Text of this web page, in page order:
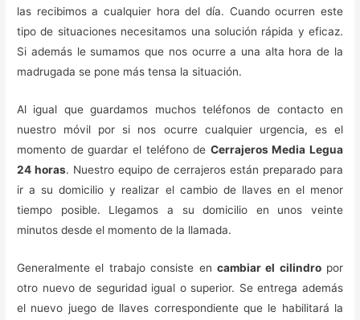
las recibimos a cualquier hora del día. Cuando ocurren este
tipo de situaciones necesitamos una solución rápida y eficaz.
Si además le sumamos que nos ocurre a una alta hora de la
madrugada se pone más tensa la situación.
Al igual que guardamos muchos teléfonos de contacto en
nuestro móvil por si nos ocurre cualquier urgencia, es el
momento de guardar el teléfono de Cerrajeros Media Legua
24 horas. Nuestro equipo de cerrajeros están preparado para
ir a su domicilio y realizar el cambio de llaves en el menor
tiempo posible. Llegamos a su domicilio en unos veinte
minutos desde el momento de la llamada.
Generalmente el trabajo consiste en cambiar el cilindropor
otro nuevo de seguridad igual o superior. Se entrega además
el nuevo juego de llaves correspondiente que le habilitará la